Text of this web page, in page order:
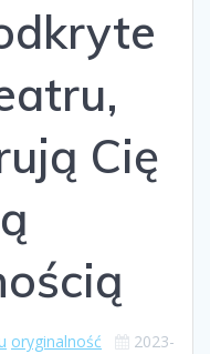
Cię
oryginalność
2023-